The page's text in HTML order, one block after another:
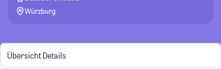
Würzburg
Übersicht Details